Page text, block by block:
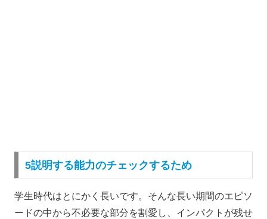
5説明する能力のチェックするため
学生時代はとにかく長いです。そんな長い期間のエピソ
ードの中から不必要な部分を割愛し、インパクトが残せ